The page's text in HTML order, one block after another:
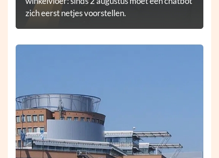
zich eerst netjes voorstellen.